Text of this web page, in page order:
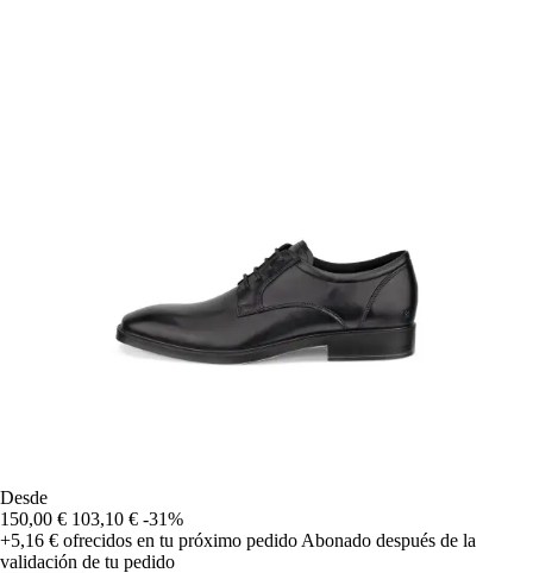
Desde
150,00 € 103,10 € -31%
+5,16 € ofrecidos en tu próximo pedido Abonado después de la
validación de tu pedido